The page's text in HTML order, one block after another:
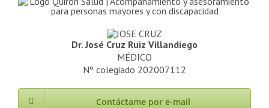
Dr. José Cruz Ruiz Villandiego
MÉDICO
Nº colegiado 202007112
Contáctame por e-mail